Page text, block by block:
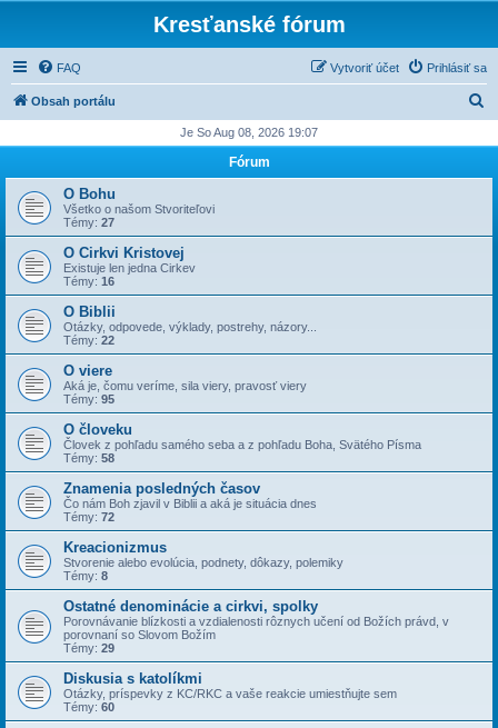
Kresťanské fórum
FAQ Prihlásiť sa
Vytvoriť účet
Obsah portálu
d
ť
Je So Aug 08, 2026 19:07
Fórum
O Bohu
Všetko o našom Stvoriteľovi
Témy: 27
O Cirkvi Kristovej
Existuje len jedna Cirkev
Témy: 16
O Biblii
Otázky, odpovede, výklady, postrehy, názory...
Témy: 22
O viere
Aká je, čomu veríme, sila viery, pravosť viery
Témy: 95
O človeku
Človek z pohľadu samého seba a z pohľadu Boha, Svätého Písma
Témy: 58
Znamenia posledných časov
Čo nám Boh zjavil v Biblii a aká je situácia dnes
Témy: 72
Kreacionizmus
Stvorenie alebo evolúcia, podnety, dôkazy, polemiky
Témy: 8
Ostatné denominácie a cirkvi, spolky
Porovnávanie blízkosti a vzdialenosti rôznych učení od Božích právd, v
porovnaní so Slovom Božím
Témy: 29
Diskusia s katolíkmi
Otázky, príspevky z KC/RKC a vaše reakcie umiestňujte sem
Témy: 60